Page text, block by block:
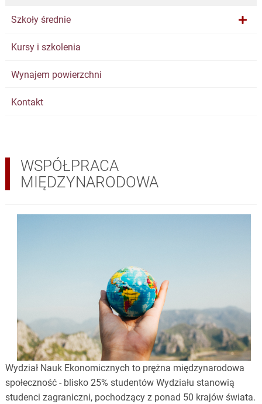
Szkoły średnie
Kursy i szkolenia
Wynajem powierzchni
Kontakt
WSPÓŁPRACA
MIĘDZYNARODOWA
Wydział Nauk Ekonomicznych to prężna międzynarodowa
społeczność - blisko 25% studentów Wydziału stanowią
studenci zagraniczni, pochodzący z ponad 50 krajów świata.